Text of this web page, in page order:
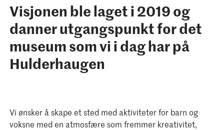
Visjonen ble laget i 2019 og
danner utgangspunkt for det
museum som vi i dag har på
Hulderhaugen
Vi ønsker å skape et sted med aktiviteter for barn og
voksne med en atmosfære som fremmer kreativitet,